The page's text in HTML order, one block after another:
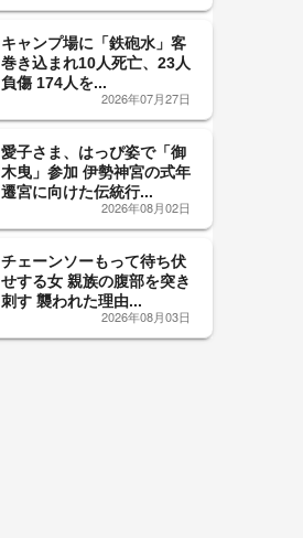
キャンプ場に「鉄砲水」客
巻き込まれ10人死亡、23人
負傷 174人を...
2026年07月27日
愛子さま、はっぴ姿で「御
木曳」参加 伊勢神宮の式年
遷宮に向けた伝統行...
2026年08月02日
チェーンソーもって待ち伏
せする女 親族の腹部を突き
刺す 襲われた理由...
2026年08月03日